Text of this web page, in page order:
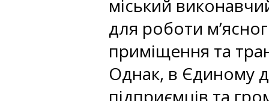
міський
для роботи
приміщення та
Однак, в Єдиному
підприємців та